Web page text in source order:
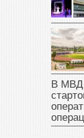
В МВД